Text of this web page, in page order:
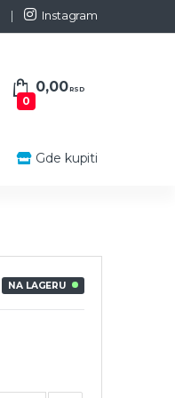
Instagram
0
0,00RSD
Gde kupiti
NA LAGERU